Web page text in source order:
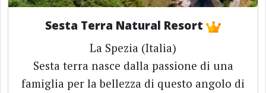
Sesta Terra Natural Resort
La Spezia (Italia)
Sesta terra nasce dalla passione di una
famiglia per la bellezza di questo angolo di